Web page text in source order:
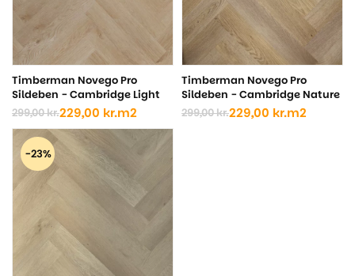
Timberman Novego Pro
Sildeben - Cambridge Light
299,00kr.
Den
oprindelige
pris
var:
299,00 kr..
229,00 kr.
Den
aktuelle
pris
er:
229,00 kr..
m2
Timberman Novego Pro
Sildeben - Cambridge Nature
299,00kr.
Den
229,00 kr.
Den
m2
-23%